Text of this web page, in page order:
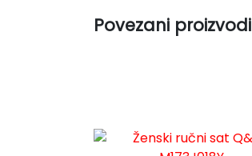
Povezani proizvodi